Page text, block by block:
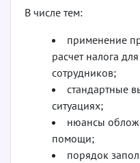
В числе тем:
применение
расчет налога
сотрудников;
стандартные
ситуациях;
нюансы
помощи;
порядок